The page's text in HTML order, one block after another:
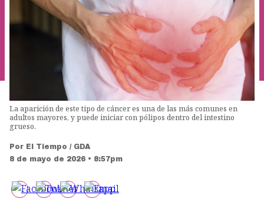
La aparición de este tipo de cáncer es una de las más comunes en
adultos mayores, y puede iniciar con pólipos dentro del intestino
grueso.
Por El Tiempo / GDA
8 de mayo de 2026 • 8:57pm